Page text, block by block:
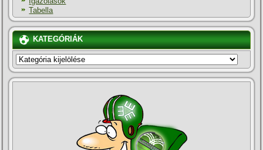
Tabella
KATEGÓRIÁK
KATEGÓRIÁK